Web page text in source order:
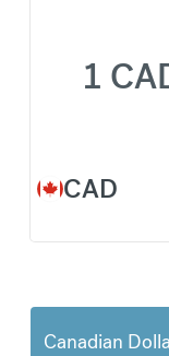
CAD
1
Canadian